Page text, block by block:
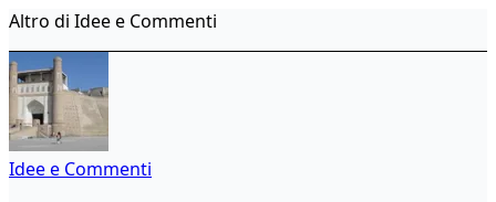
Altro di Idee e Commenti
Idee e Commenti